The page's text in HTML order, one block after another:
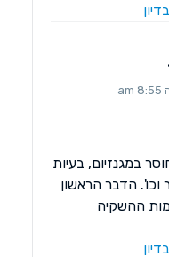
במגנזיום, בעיות
וכו'. הדבר הראשון
ההשקיה